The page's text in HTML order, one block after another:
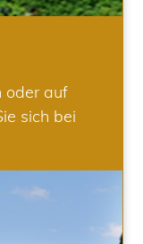
oder auf
sich bei